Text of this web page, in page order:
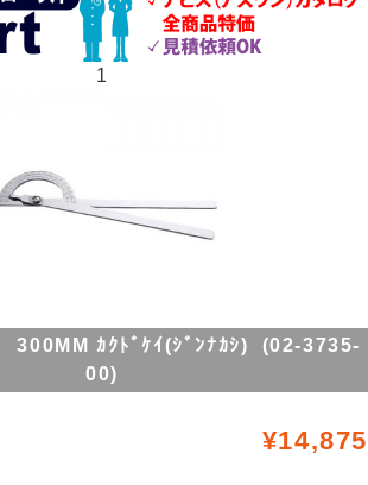
1
300MM ｶｸﾄﾞｹｲ(ｼﾞﾝﾅｶｼ) (02-3735-
00)
¥14,875